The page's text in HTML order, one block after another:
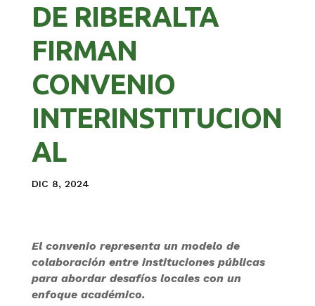
DE RIBERALTA
FIRMAN
CONVENIO
INTERINSTITUCION
AL
DIC 8, 2024
El convenio representa un modelo de
colaboración entre instituciones públicas
para abordar desafíos locales con un
enfoque académico.